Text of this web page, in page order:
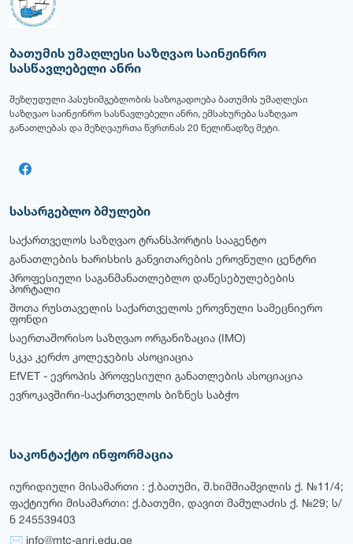
ბათუმის უმაღლესი საზღვაო საინჟინრო
სასწავლებელი ანრი
შეზღუდული პასუხიმგებლობის საზოგადოება ბათუმის უმაღლესი
საზღვაო საინჟინრო სასწავლებელი ანრი, ემსახურება საზღვაო
განათლებას და მეზღვაურთა წვრთნას 20 წელიწადზე მეტი.
სასარგებლო ბმულები
საქართველოს საზღვაო ტრანსპორტის სააგენტო
განათლების ხარისხის განვითარების ეროვნული ცენტრი
პროფესიული საგანმანათლებლო დაწესებულებების
პორტალი
შოთა რუსთაველის საქართველოს ეროვნული სამეცნიერო
ფონდი
საერთაშორისო საზღვაო ორგანიზაცია (IMO)
სკკა კერძო კოლეჯების ასოციაცია
EfVET - ევროპის პროფესიული განათლების ასოციაცია
ევროკავშირი-საქართველოს ბიზნეს საბჭო
საკონტაქტო ინფორმაცია
იურიდიული მისამართი : ქ.ბათუმი, შ.ხიმშიაშვილის ქ. №11/4;
ფაქტიური მისამართი: ქ.ბათუმი, დავით მამულაძის ქ. №29; ს/
ნ 245539403
✉ info@mtc-anri.edu.ge